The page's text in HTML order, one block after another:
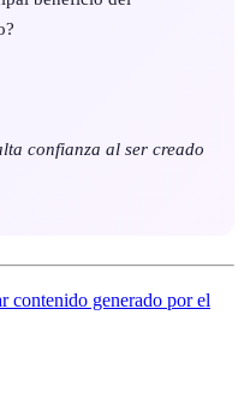
confianza al ser creado
contenido generado por el